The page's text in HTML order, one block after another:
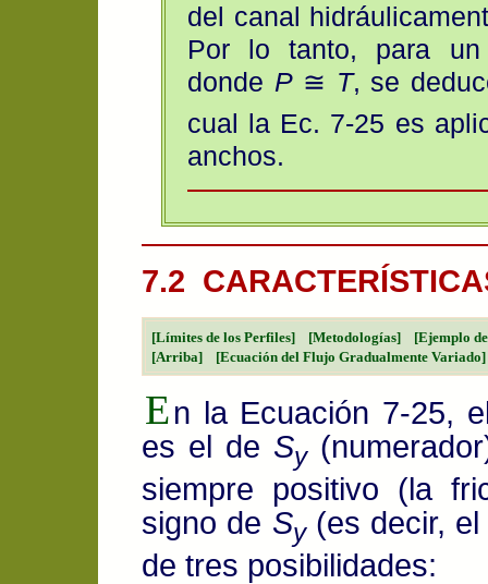
del canal
Por lo tanto, para un
donde P≅ T, se
cual la Ec. 7-25 es
anchos.
7.2
[Límites de los Perfiles] [Metodologías]
[Ejemplo
[Arriba]
[Ecuación del Flujo Gradualmente Variado]
En la Ecuación 7-25,
es el de Sy
siempre positivo (la
signo de Sy(es decir, el
de tres posibilidades: